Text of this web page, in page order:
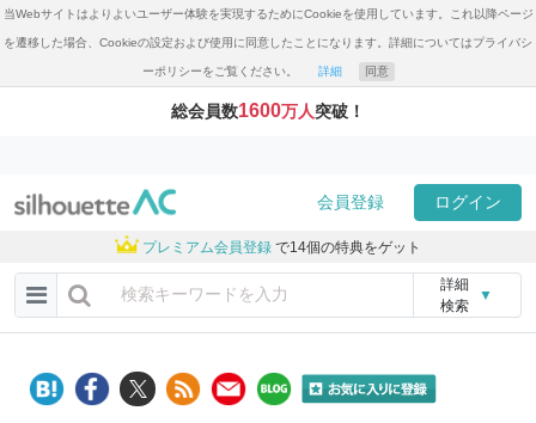
当Webサイトはよりよいユーザー体験を実現するためにCookieを使用しています。これ以降ページ
を遷移した場合、Cookieの設定および使用に同意したことになります。詳細についてはプライバシ
ーポリシーをご覧ください。 詳細 同意
総会員数1600万人突破！
会員登録 ログイン
プレミアム会員登録 で14個の特典をゲット
詳細
検索
▼